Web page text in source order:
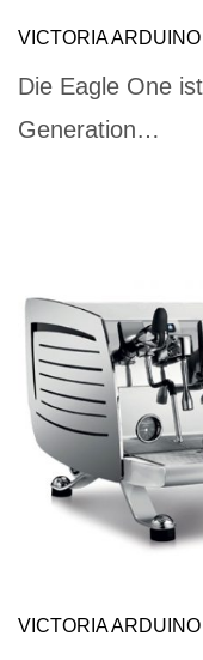
VICTORIA
Die Eagle One
Generation…
VICTORIA